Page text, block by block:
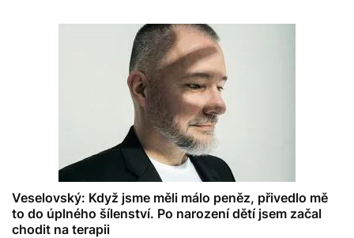
Veselovský: Když jsme měli málo peněz, přivedlo mě
to do úplného šílenství. Po narození dětí jsem začal
chodit na terapii